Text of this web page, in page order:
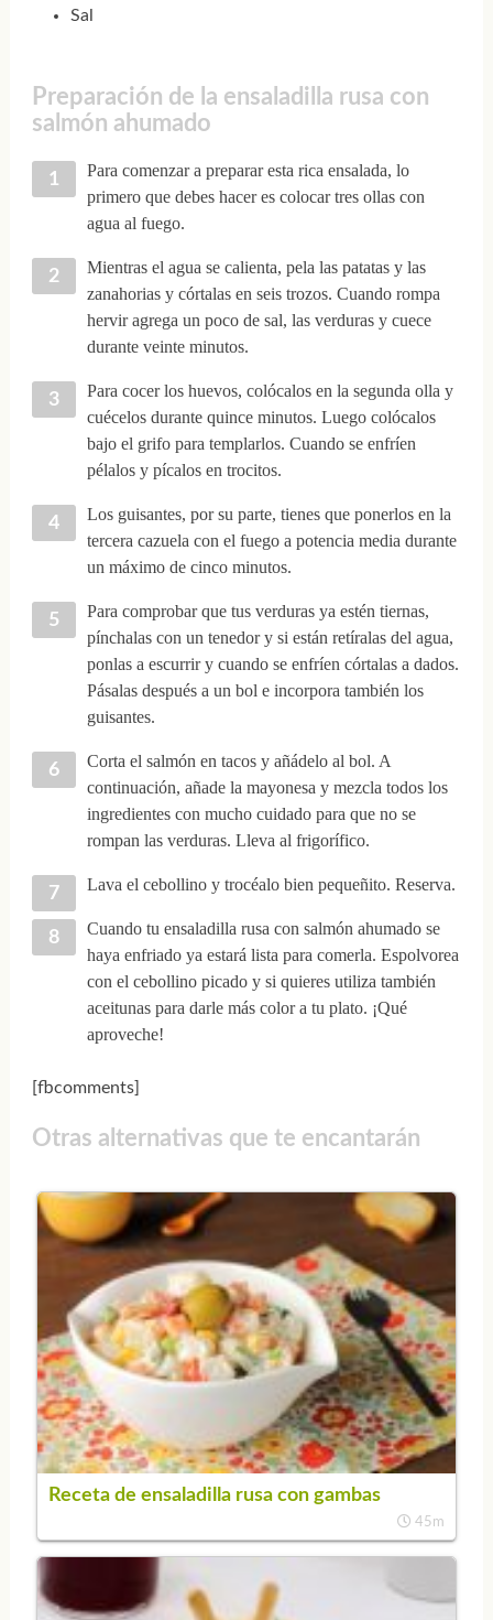
Sal
Preparación de la ensaladilla rusa con
salmón ahumado
Para comenzar a preparar esta rica ensalada, lo
primero que debes hacer es colocar tres ollas con
agua al fuego.
Mientras el agua se calienta, pela las patatas y las
zanahorias y córtalas en seis trozos. Cuando rompa
hervir agrega un poco de sal, las verduras y cuece
durante veinte minutos.
Para cocer los huevos, colócalos en la segunda olla y
cuécelos durante quince minutos. Luego colócalos
bajo el grifo para templarlos. Cuando se enfríen
pélalos y pícalos en trocitos.
Los guisantes, por su parte, tienes que ponerlos en la
tercera cazuela con el fuego a potencia media durante
un máximo de cinco minutos.
Para comprobar que tus verduras ya estén tiernas,
pínchalas con un tenedor y si están retíralas del agua,
ponlas a escurrir y cuando se enfríen córtalas a dados.
Pásalas después a un bol e incorpora también los
guisantes.
Corta el salmón en tacos y añádelo al bol. A
continuación, añade la mayonesa y mezcla todos los
ingredientes con mucho cuidado para que no se
rompan las verduras. Lleva al frigorífico.
Lava el cebollino y trocéalo bien pequeñito. Reserva.
Cuando tu ensaladilla rusa con salmón ahumado se
haya enfriado ya estará lista para comerla. Espolvorea
con el cebollino picado y si quieres utiliza también
aceitunas para darle más color a tu plato. ¡Qué
aproveche!
[fbcomments]
Otras alternativas que te encantarán
Receta de ensaladilla rusa con gambas
45m